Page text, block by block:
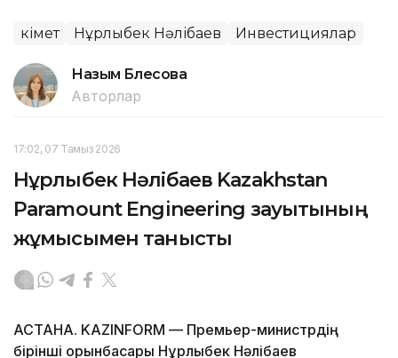
Үкімет Нұрлыбек Нәлібаев Инвестициялар
Назым Бөлесова
Авторлар
17:02, 07 Тамыз 2026
Нұрлыбек Нәлібаев Kazakhstan
Paramount Engineering зауытының
жұмысымен танысты
АСТАНА. KAZINFORM — Премьер-министрдің
бірінші орынбасары Нұрлыбек Нәлібаев